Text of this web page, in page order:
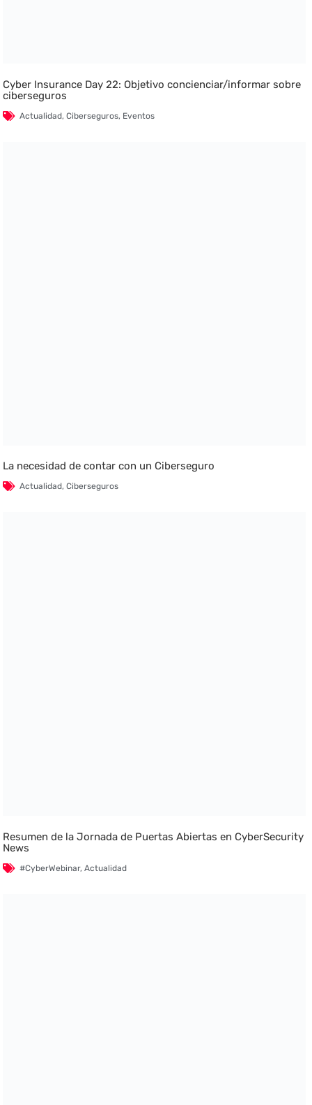
Cyber Insurance Day 22: Objetivo concienciar/informar sobre
ciberseguros
Actualidad,Ciberseguros, Eventos
La necesidad de contar con un Ciberseguro
Actualidad,Ciberseguros
Resumen de la Jornada de Puertas Abiertas en CyberSecurity
News
#CyberWebinar,Actualidad